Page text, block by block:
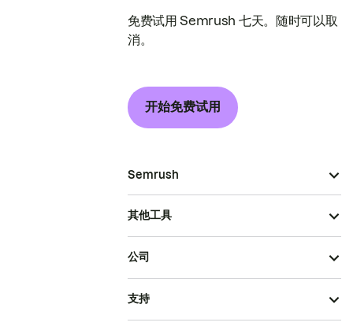
免费试用 Semrush 七天。随时可以取
消。
开始免费试用
Semrush
其他工具
公司
支持